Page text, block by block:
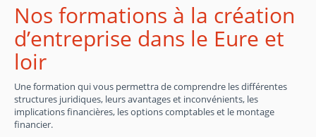
Nos formations à la création
d’entreprise dans le Eure et
loir
Une formation qui vous permettra de comprendre les différentes
structures juridiques, leurs avantages et inconvénients, les
implications financières, les options comptables et le montage
financier.